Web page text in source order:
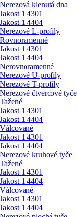
Nerezová klenutá dna
Jakost 1.4301
Jakost 1.4404
Nerezové L-profily
Rovnoramenné
Jakost 1.4301
Jakost 1.4404
Nerovnoramenné
Nerezové U-profily
Nerezové T-profily
Nerezové čtvercové tyče
Tažené
Jakost 1.4301
Jakost 1.4404
Válcované
Jakost 1.4301
Jakost 1.4404
Nerezové kruhové tyče
Tažené
Jakost 1.4301
Jakost 1.4404
Válcované
Jakost 1.4301
Jakost 1.4404